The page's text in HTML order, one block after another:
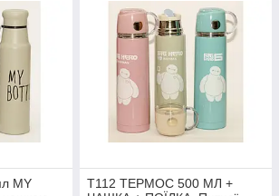
MY
T112 ТЕРМОС 500 МЛ +